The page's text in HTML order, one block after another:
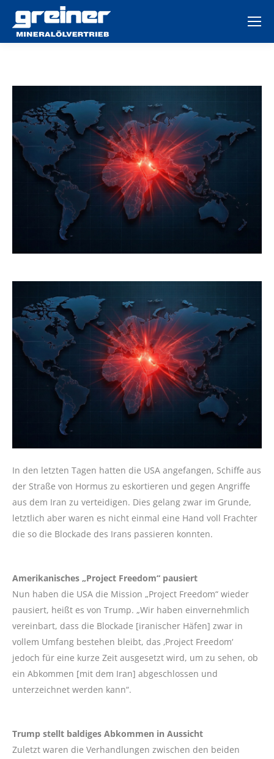
In den letzten Tagen hatten die USA angefangen, Schiffe aus
der Straße von Hormus zu eskortieren und gegen Angriffe
aus dem Iran zu verteidigen. Dies gelang zwar im Grunde,
letztlich aber waren es nicht einmal eine Hand voll Frachter
die so die Blockade des Irans passieren konnten.
Amerikanisches „Project Freedom“ pausiert
Nun haben die USA die Mission „Project Freedom“ wieder
pausiert, heißt es von Trump. „Wir haben einvernehmlich
vereinbart, dass die Blockade [iranischer Häfen] zwar in
vollem Umfang bestehen bleibt, das ‚Project Freedom‘
jedoch für eine kurze Zeit ausgesetzt wird, um zu sehen, ob
ein Abkommen [mit dem Iran] abgeschlossen und
unterzeichnet werden kann“.
Trump stellt baldiges Abkommen in Aussicht
Zuletzt waren die Verhandlungen zwischen den beiden